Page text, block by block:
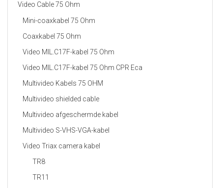
Video Cable 75 Ohm
Mini-coaxkabel 75 Ohm
Coaxkabel 75 Ohm
Video MIL.C17F-kabel 75 Ohm
Video MIL.C17F-kabel 75 Ohm CPR Eca
Multivideo Kabels 75 OHM
Multivideo shielded cable
Multivideo afgeschermde kabel
Multivideo S-VHS-VGA-kabel
Video Triax camera kabel
TR8
TR11